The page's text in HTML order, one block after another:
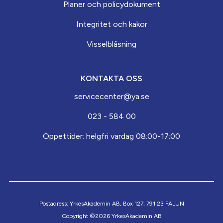
Planer och policydokument
Integritet och kakor
Visselblåsning
KONTAKTA OSS
servicecenter@ya.se
023 - 584 00
Öppettider: helgfri vardag 08:00-17:00
Copyright ©2026 YrkesAkademin AB
Postadress: YrkesAkademin AB, Box 127, 791 23 FALUN